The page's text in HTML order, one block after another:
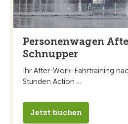
Personenwagen
Schnupper
Ihr After-Work-Fahrtraining
Stunden Action ...
Jetzt buchen